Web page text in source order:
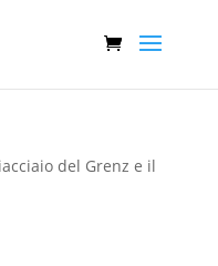
del Grenz e il